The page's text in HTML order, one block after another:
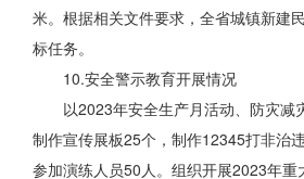
米。根据相关文件要求，全省城镇新建
标任务。
10.安全警示教育开展情况
以2023年安全生产月活动、防灾
制作宣传展板25个，制作12345打非治
参加演练人员50人。组织开展2023年